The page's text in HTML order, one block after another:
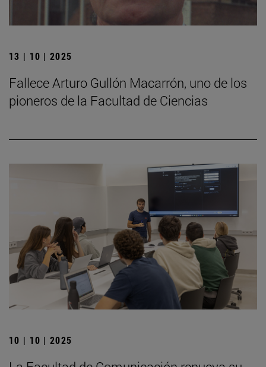
13 | 10 | 2025
Fallece Arturo Gullón Macarrón, uno de los
pioneros de la Facultad de Ciencias
10 | 10 | 2025